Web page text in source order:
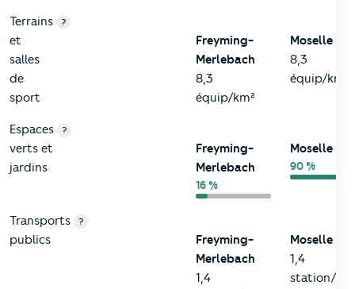
Terrains
et
salles
de
sport
?
Freyming-
Merlebach
8,3
équip/km²
Moselle
8,3
équip/km²
Espaces
verts et
jardins
?
Freyming-
Merlebach
16 %
Moselle
90 %
Transports
publics
?
Freyming-
Merlebach
1,4
Moselle
1,4
station/